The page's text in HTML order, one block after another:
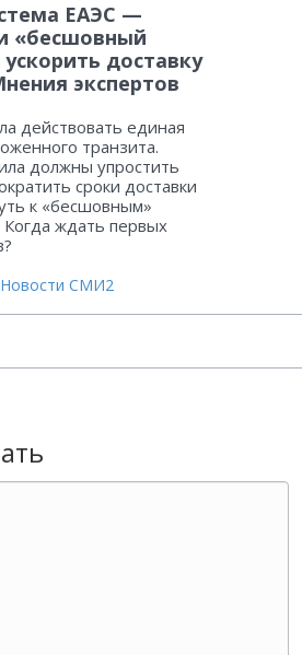
ЕАЭС —
«бесшовный
доставку
экспертов
действовать единая
транзита.
должны упростить
сроки доставки
к «бесшовным»
Когда ждать первых
Новости СМИ2